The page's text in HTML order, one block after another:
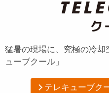
猛暑の現場に、究極の冷却
ューブクール」
テレキューブク